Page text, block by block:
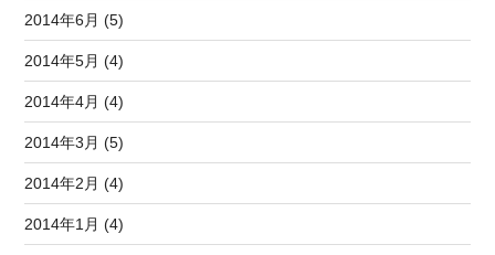
2014年6月 (5)
2014年5月 (4)
2014年4月 (4)
2014年3月 (5)
2014年2月 (4)
2014年1月 (4)